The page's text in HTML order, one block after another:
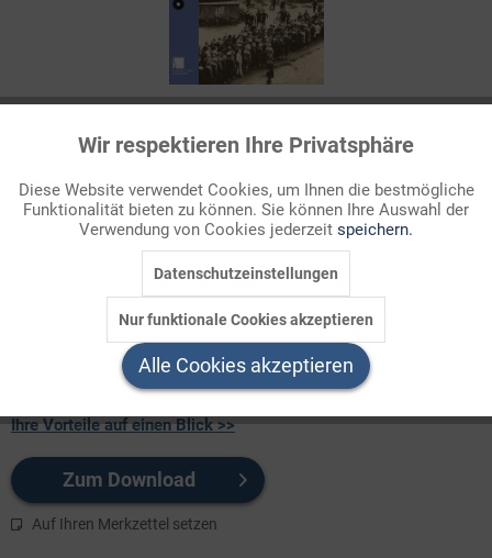
Für Sie als Mitglied entspricht dies 19,40 Euro.
Themenbereich
1900-1945
Wirtschaftskrise, Präsidialkabinette und der Aufstieg der NSDAP
Während die staatstragenden Kräfte immer geringere
Zustimmung fanden und selbst i ...
Ihre Vorteile auf einen Blick >>
Zum Download
Auf Ihren Merkzettel setzen
Funktionale Aktiv
Marketing Inaktiv
Inaktiv
Wir respektieren Ihre Privatsphäre
Diese Website verwendet Cookies, um Ihnen die bestmögliche
Funktionalität bieten zu können. Sie können Ihre Auswahl der
Verwendung von Cookies jederzeit speichern.
Datenschutzeinstellungen
Nur funktionale Cookies akzeptieren
Alle Cookies akzeptieren